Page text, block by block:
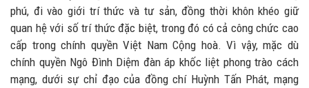
phú, đi vào giới trí thức và tư sản, đồng thời khôn khéo giữ
quan hệ với số trí thức đặc biệt, trong đó có cả công chức cao
cấp trong chính quyền Việt Nam Cộng hoà. Vì vậy, mặc dù
chính quyền Ngô Đình Diệm đàn áp khốc liệt phong trào cách
mạng, dưới sự chỉ đạo của đồng chí Huỳnh Tấn Phát, mạng